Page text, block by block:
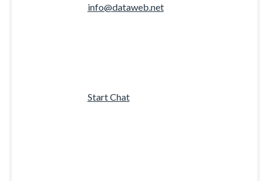
info@dataweb.net
Start Chat